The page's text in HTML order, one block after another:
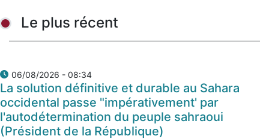
Le plus récent
06/08/2026 - 08:34
La solution définitive et durable au Sahara
occidental passe "impérativement' par
l'autodétermination du peuple sahraoui
(Président de la République)